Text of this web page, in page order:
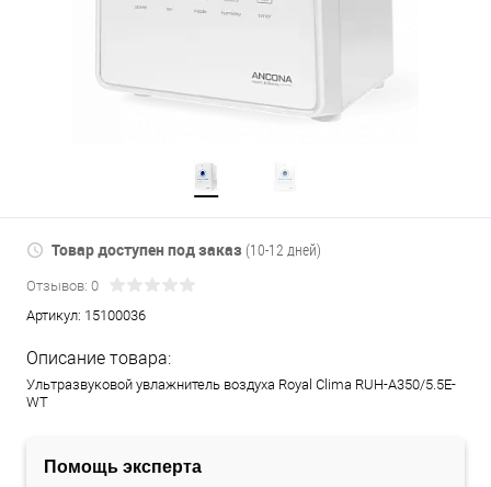
Товар доступен под заказ (10-12 дней)
Отзывов: 0
Артикул: 15100036
Описание товара:
Ультразвуковой увлажнитель воздуха Royal Clima RUH-A350/5.5E-
WT
Помощь эксперта